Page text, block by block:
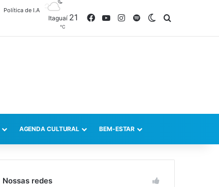
Política de I.A
Itaguaí 21
℃
FacebookYouTubeInstagram
SpotifySwitch skin
AGENDA CULTURAL BEM-ESTAR
Nossas redes